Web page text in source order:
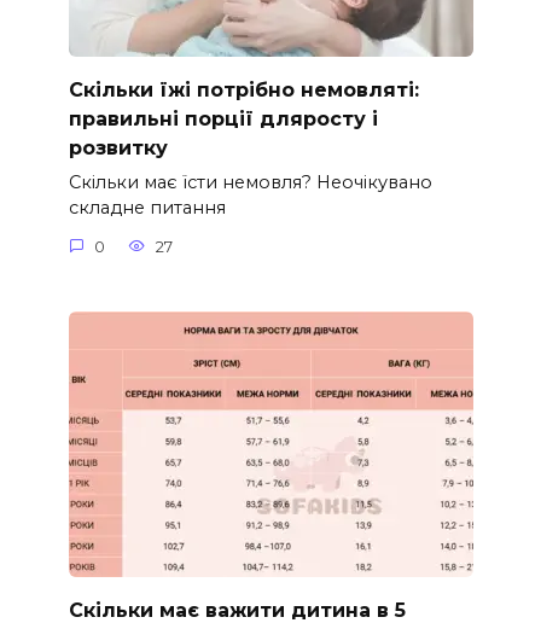
Скільки їжі потрібно немовляті:
правильні порції дляросту і
розвитку
Скільки має їсти немовля? Неочікувано
складне питання
0 27
Скільки має важити дитина в 5